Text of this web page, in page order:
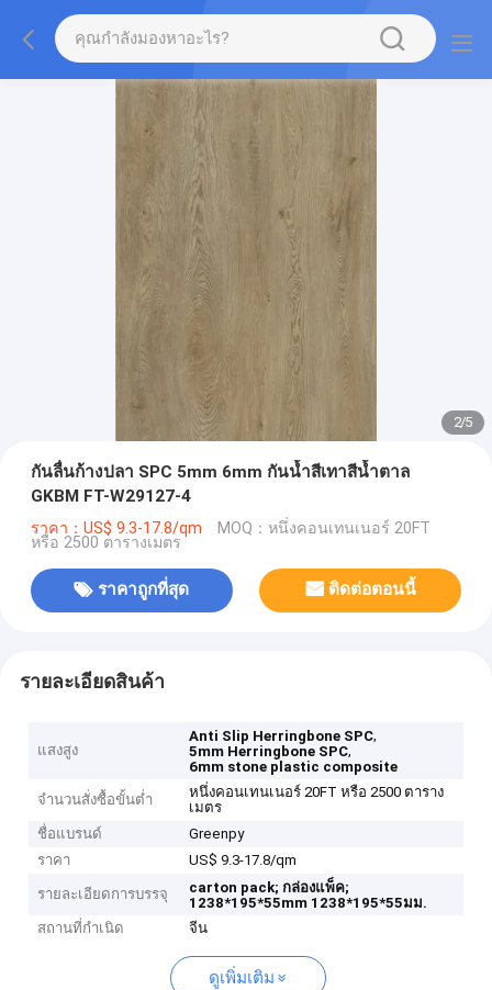
2/5
กันลื่นก้างปลา SPC 5mm 6mm กันน้ำสีเทาสีน้ำตาล
GKBM FT-W29127-4
ราคา：US$ 9.3-17.8/qm MOQ：หนึ่งคอนเทนเนอร์ 20FT
หรือ 2500 ตารางเมตร
ราคาถูกที่สุด ติดต่อตอนนี้
รายละเอียดสินค้า
แสงสูง
Anti Slip Herringbone SPC,
5mm Herringbone SPC,
6mm stone plastic composite
จำนวนสั่งซื้อขั้นต่ำ
หนึ่งคอนเทนเนอร์ 20FT หรือ 2500 ตาราง
เมตร
ชื่อแบรนด์
Greenpy
ราคา
US$ 9.3-17.8/qm
รายละเอียดการบรรจุ carton pack; กล่องแพ็ค;
1238*195*55mm 1238*195*55มม.
สถานที่กำเนิด
จีน
ดูเพิ่มเติม